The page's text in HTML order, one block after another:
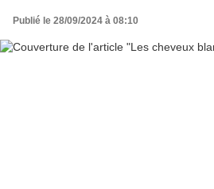
Publié le 28/09/2024 à 08:10